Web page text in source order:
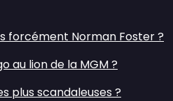
forcément Norman Foster ?⁠
au lion de la MGM ?⁠
plus scandaleuses ?⁠